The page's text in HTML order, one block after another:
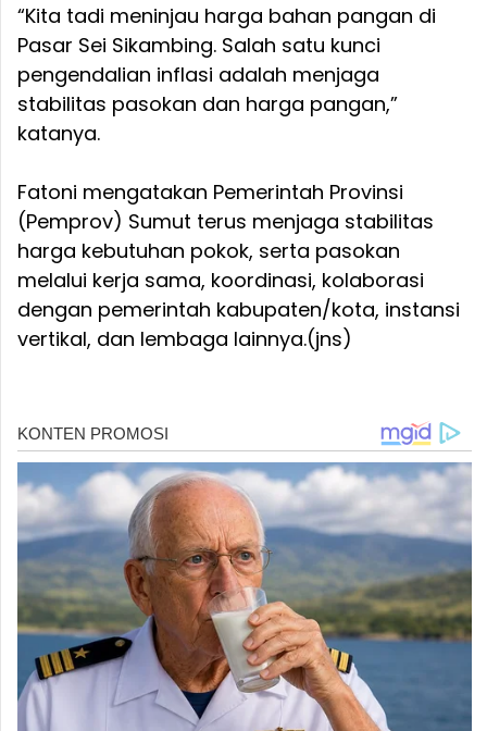
“Kita tadi meninjau harga bahan pangan di
Pasar Sei Sikambing. Salah satu kunci
pengendalian inflasi adalah menjaga
stabilitas pasokan dan harga pangan,”
katanya.
Fatoni mengatakan Pemerintah Provinsi
(Pemprov) Sumut terus menjaga stabilitas
harga kebutuhan pokok, serta pasokan
melalui kerja sama, koordinasi, kolaborasi
dengan pemerintah kabupaten/kota, instansi
vertikal, dan lembaga lainnya.(jns)